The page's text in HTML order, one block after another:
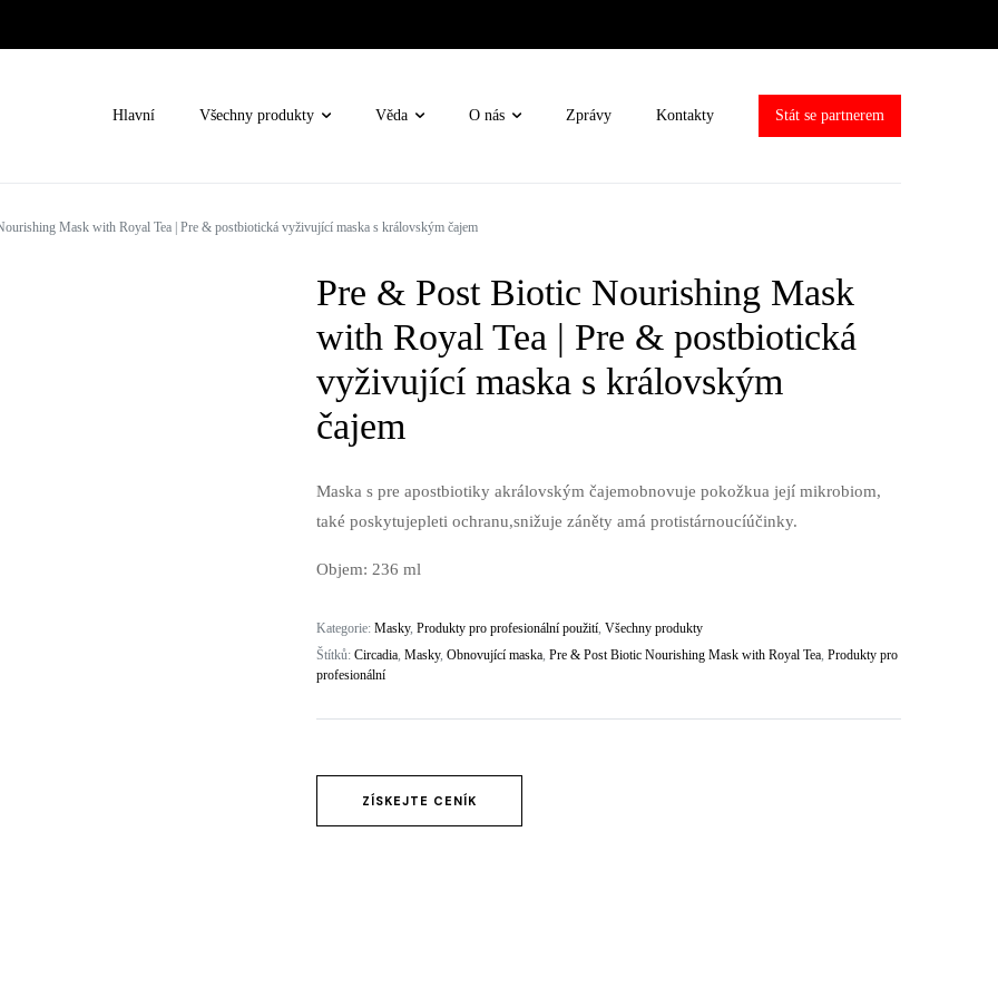
Hlavní Všechny produkty Věda O nás Zprávy Kontakty Stát se partnerem
Mask with Royal Tea | Pre & postbiotická vyživující maska s královským čajem
Pre & Post Biotic Nourishing Mask
with Royal Tea | Pre & postbiotická
vyživující maska s královským
čajem
Maska s pre apostbiotiky akrálovským čajemobnovuje pokožkua její mikrobiom,
také poskytujepleti ochranu,snižuje záněty amá protistárnoucíúčinky.
Objem: 236 ml
Kategorie: Masky, Produkty pro profesionální použití, Všechny produkty
Štítků: Circadia, Masky, Obnovující maska, Pre & Post Biotic Nourishing Mask with Royal Tea, Produkty pro
profesionální
ZÍSKEJTE CENÍK